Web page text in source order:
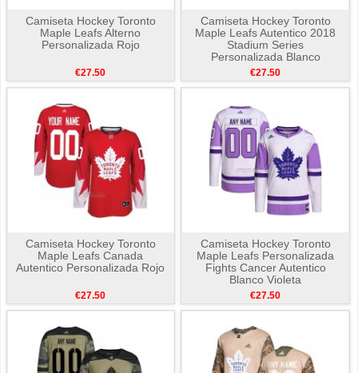
Camiseta Hockey Toronto
Maple Leafs Alterno
Personalizada Rojo
€27.50
Camiseta Hockey Toronto
Maple Leafs Autentico 2018
Stadium Series
Personalizada Blanco
€27.50
Camiseta Hockey Toronto
Maple Leafs Canada
Autentico Personalizada Rojo
€27.50
Camiseta Hockey Toronto
Maple Leafs Personalizada
Fights Cancer Autentico
Blanco Violeta
€27.50